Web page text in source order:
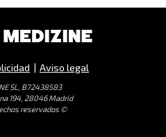
| Aviso legal
SL, B72438583
194, 28046 Madrid
reservados ©